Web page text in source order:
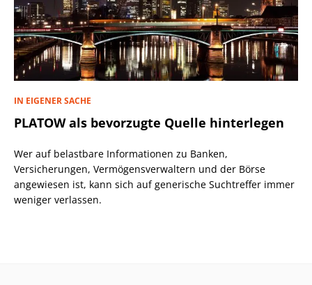
IN EIGENER SACHE
PLATOW als bevorzugte Quelle hinterlegen
Wer auf belastbare Informationen zu Banken,
Versicherungen, Vermögensverwaltern und der Börse
angewiesen ist, kann sich auf generische Suchtreffer immer
weniger verlassen.